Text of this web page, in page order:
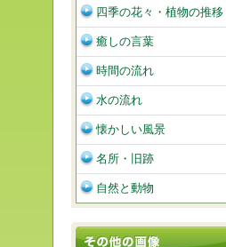
四季の花々・植物の推移
癒しの言葉
時間の流れ
水の流れ
懐かしい風景
名所・旧跡
自然と動物